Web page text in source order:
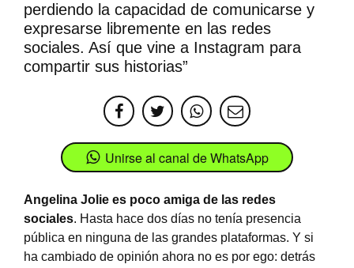
perdiendo la capacidad de comunicarse y
expresarse libremente en las redes
sociales. Así que vine a Instagram para
compartir sus historias”
Unirse al canal de WhatsApp
Angelina Jolie es poco amiga de las redes
sociales. Hasta hace dos días no tenía presencia
pública en ninguna de las grandes plataformas. Y si
ha cambiado de opinión ahora no es por ego: detrás